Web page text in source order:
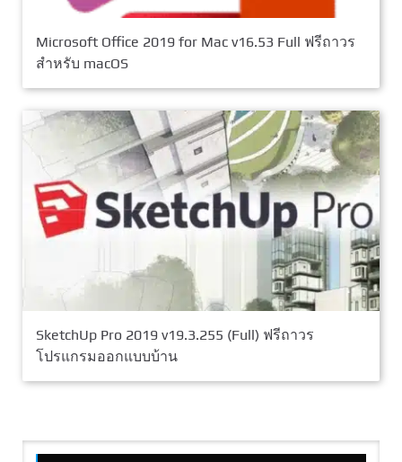
Microsoft Office 2019 for Mac v16.53 Full ฟรีถาวร
สำหรับ macOS
SketchUp Pro 2019 v19.3.255 (Full) ฟรีถาวร
โปรแกรมออกแบบบ้าน